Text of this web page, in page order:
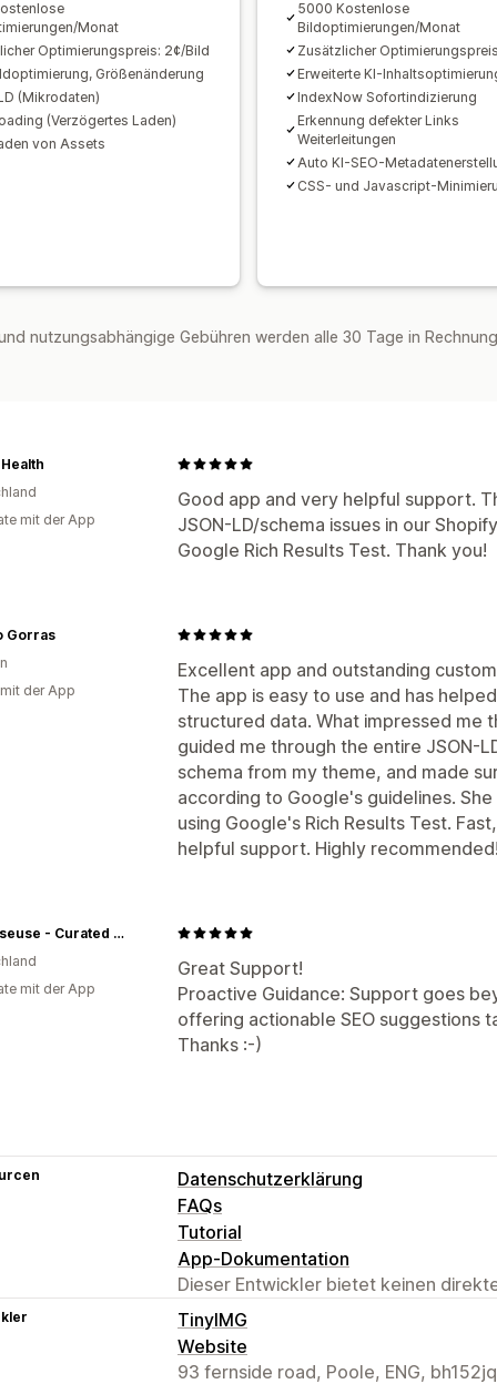
Monat
Optimierungspreis: 2¢/Bild
Größenänderung
(Mikrodaten)
(Verzögertes Laden)
von Assets
5000 Kostenlose
Bildoptimierungen/Monat
Zusätzlicher
Erweiterte KI-
IndexNow Sofortindizierung
Erkennung defekter Links
Weiterleitungen
Auto KI-SEO-
CSS- und Javascript-
nutzungsabhängige Gebühren werden alle 30 Tage in
Good app and very helpful support.
JSON-LD/schema issues in our
Google Rich Results Test. Thank you!
mit der App
Excellent app and outstanding
The app is easy to use and has
structured data. What impressed me
guided me through the entire JSON-
schema from my theme, and made
according to Google's guidelines.
using Google's Rich Results Test.
helpful support. Highly
Gorras
der App
Great Support!
Proactive Guidance: Support goes
offering actionable SEO suggestions
Thanks :-)
Cannaseuse - Curated Genetics
mit der App
Datenschutzerklärung
FAQs
Tutorial
App-Dokumentation
Dieser Entwickler bietet keinen
TinyIMG
Website
93 fernside road, Poole, ENG,